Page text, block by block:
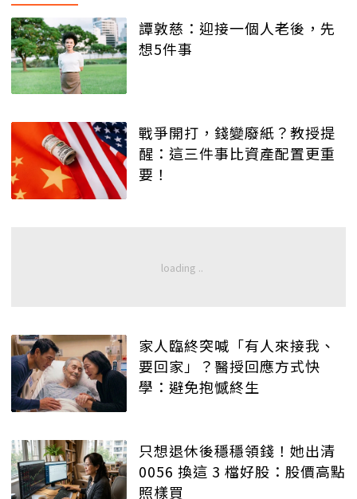
譚敦慈：迎接一個人老後，先
想5件事
戰爭開打，錢變廢紙？教授提
醒：這三件事比資產配置更重
要！
家人臨終突喊「有人來接我、
要回家」？醫授回應方式快
學：避免抱憾終生
只想退休後穩穩領錢！她出清
0056 換這 3 檔好股：股價高點
照樣買